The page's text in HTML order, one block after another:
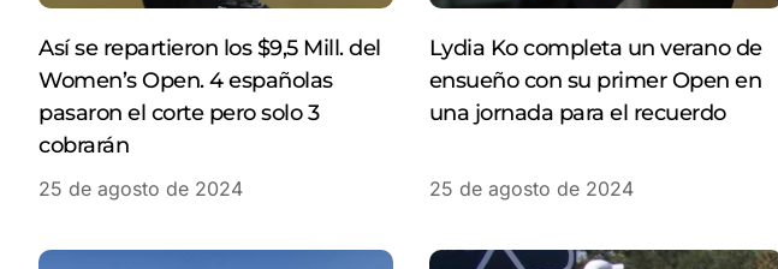
Así se repartieron los $9,5 Mill. del
Women’s Open. 4 españolas
pasaron el corte pero solo 3
cobrarán
25 de agosto de 2024
Lydia Ko completa un verano de
ensueño con su primer Open en
una jornada para el recuerdo
25 de agosto de 2024